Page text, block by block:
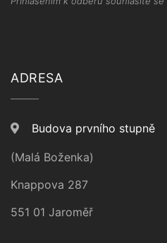
ADRESA
Budova prvního stupně
(Malá Boženka)
Knappova 287
551 01 Jaroměř